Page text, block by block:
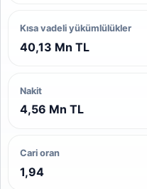
Kısa vadeli yükümlülükler
40,13 Mn TL
Nakit
4,56 Mn TL
Cari oran
1,94